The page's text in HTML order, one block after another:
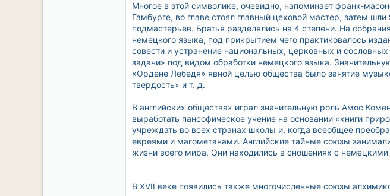
Многое в этой символике, очевидно, напоминает франк-
Гамбурге, во главе стоял главный цеховой мастер, затем
подмастерьев. Братья разделялись на 4 степени. На
немецкого языка, под прикрытием чего практиковалось
совести и устранение национальных, церковных и сословных
задачи» под видом обработки немецкого языка.
«Ордене Лебедя» явной целью общества было занятие
твердость» и т. д.
В английских обществах играл значительную роль Амос
выработать пансофическое учение на основании «книги
учреждать во всех странах школы и, когда всеобщее
евреями и магометанами. Английские тайные союзы
жизни всего мира. Они находились в сношениях с
В XVII веке появились также многочисленные союзы